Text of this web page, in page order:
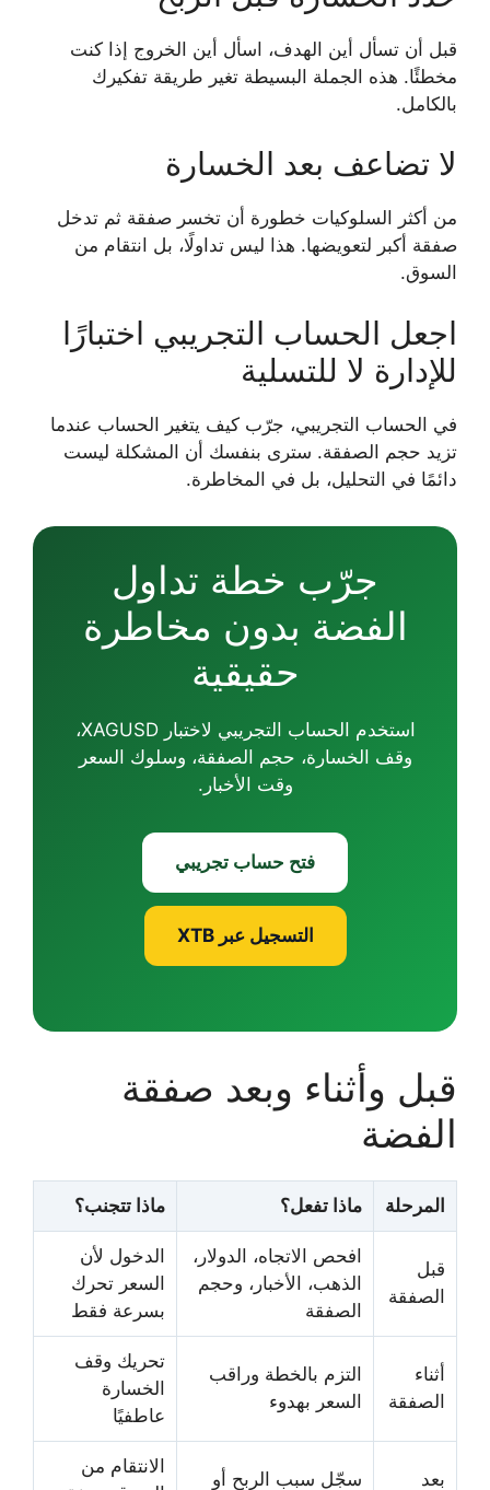
قبل أن تسأل أين الهدف، اسأل أين الخروج إذا كنت
مخطئًا. هذه الجملة البسيطة تغير طريقة تفكيرك
بالكامل.
لا تضاعف بعد الخسارة
من أكثر السلوكيات خطورة أن تخسر صفقة ثم تدخل
صفقة أكبر لتعويضها. هذا ليس تداولًا، بل انتقام من
السوق.
اجعل الحساب التجريبي اختبارًا
للإدارة لا للتسلية
في الحساب التجريبي، جرّب كيف يتغير الحساب عندما
تزيد حجم الصفقة. سترى بنفسك أن المشكلة ليست
دائمًا في التحليل، بل في المخاطرة.
جرّب خطة تداول
الفضة بدون مخاطرة
حقيقية
استخدم الحساب التجريبي لاختبار XAGUSD،
وقف الخسارة، حجم الصفقة، وسلوك السعر
وقت الأخبار.
فتح حساب تجريبي
التسجيل عبر XTB
قبل وأثناء وبعد صفقة
الفضة
المرحلة ماذا تفعل؟ ماذا تتجنب؟
قبل
الصفقة
افحص الاتجاه، الدولار،
الذهب، الأخبار، وحجم
الصفقة
الدخول لأن
السعر تحرك
بسرعة فقط
أثناء
الصفقة
التزم بالخطة وراقب
السعر بهدوء
تحريك وقف
الخسارة
عاطفيًا
بعد
سجّل سبب الربح أو
الانتقام من